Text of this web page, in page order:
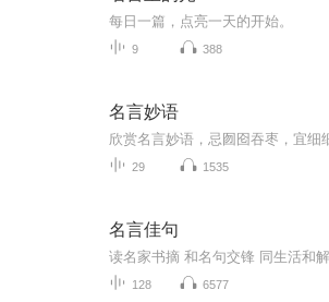
每日一篇，点亮一天的开始。
9 388
名言妙语
29 1535
名言佳句
读名家书摘 和名句交锋 同生活和
128 6577